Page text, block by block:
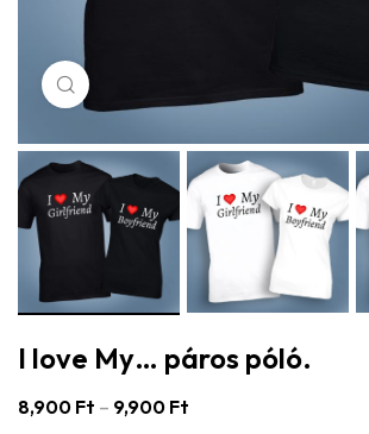
I love My… páros póló.
8,900 Ft – 9,900 Ft